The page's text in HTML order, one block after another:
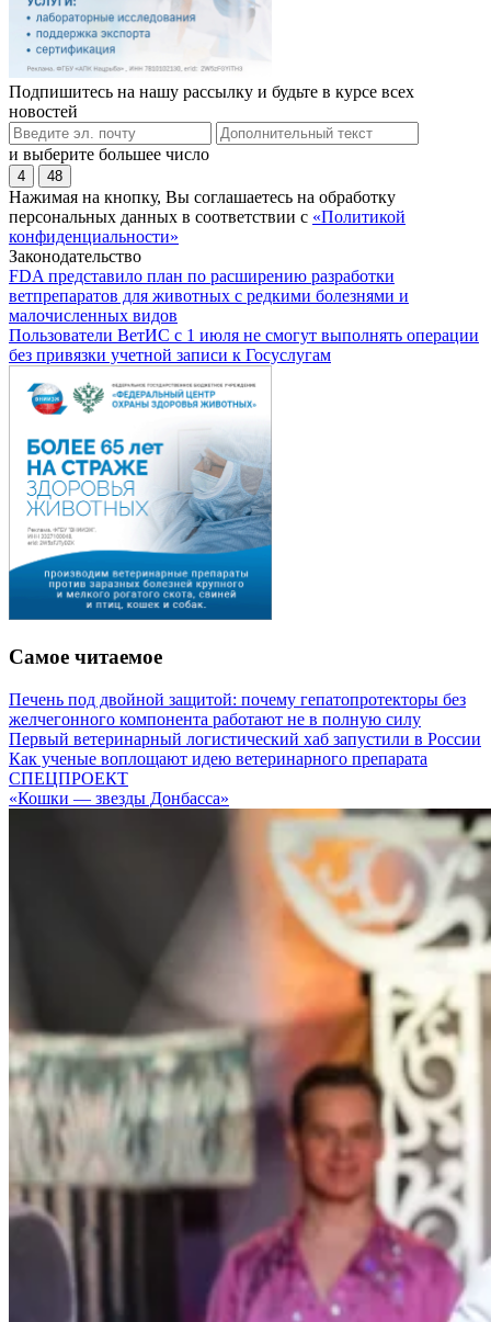
Подпишитесь на нашу рассылку и будьте в курсе всех
новостей
и выберите большее число
4 48
Нажимая на кнопку, Вы соглашаетесь на обработку
персональных данных в соответствии с «Политикой
конфиденциальности»
Законодательство
FDA представило план по расширению разработки
ветпрепаратов для животных с редкими болезнями и
малочисленных видов
Пользователи ВетИС с 1 июля не смогут выполнять операции
без привязки учетной записи к Госуслугам
Самое читаемое
Печень под двойной защитой: почему гепатопротекторы без
желчегонного компонента работают не в полную силу
Первый ветеринарный логистический хаб запустили в России
Как ученые воплощают идею ветеринарного препарата
СПЕЦПРОЕКТ
«Кошки — звезды Донбасса»